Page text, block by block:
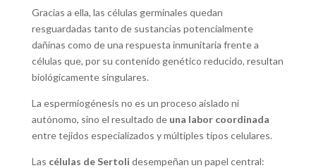
Gracias a ella, las células germinales quedan
resguardadas tanto de sustancias potencialmente
dañinas como de una respuesta inmunitaria frente a
células que, por su contenido genético reducido, resultan
biológicamente singulares.
La espermiogénesis no es un proceso aislado ni
autónomo, sino el resultado de una labor coordinada
entre tejidos especializados y múltiples tipos celulares.
Las células de Sertoli desempeñan un papel central: